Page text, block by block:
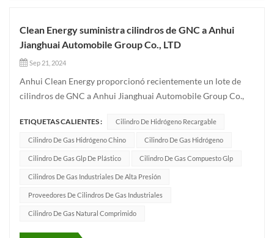
Clean Energy suministra cilindros de GNC a Anhui
Jianghuai Automobile Group Co., LTD
Sep 21, 2024
Anhui Clean Energy proporcionó recientemente un lote de
cilindros de GNC a Anhui Jianghuai Automobile Group Co.,
Shaanxi Automobile Heavy Truck, Jianghuai Automobile,
China Changan, Dongfeng Liuqi, China National Heavy Duty
Truck y otras m...
ETIQUETAS CALIENTES : Cilindro De Hidrógeno Recargable
Cilindro De Gas Hidrógeno Chino Cilindro De Gas Hidrógeno
Cilindro De Gas Glp De Plástico Cilindro De Gas Compuesto Glp
Cilindros De Gas Industriales De Alta Presión
Proveedores De Cilindros De Gas Industriales
Cilindro De Gas Natural Comprimido